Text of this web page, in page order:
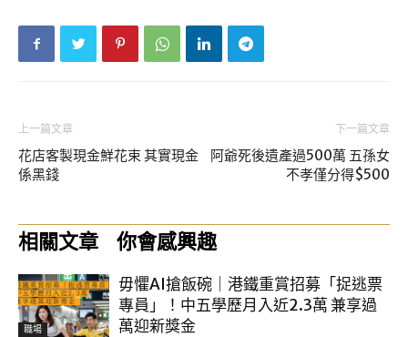
上一篇文章
花店客製現金鮮花束 其實現金
係黑錢
下一篇文章
阿爺死後遺產過500萬 五孫女
不孝僅分得$500
相關文章 你會感興趣
職場
毋懼AI搶飯碗｜港鐵重賞招募「捉逃票
專員」！中五學歷月入近2.3萬 兼享過
萬迎新獎金